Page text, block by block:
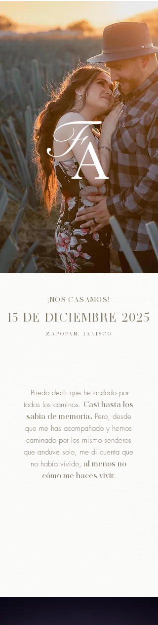
¡NOS CASAMOS!
15 DE DICIEMBRE 2025
ZAPOPAN, JALISCO
Puedo decir que he andado por
todos los caminos. Casi hasta los
sabia de memoria. Pero, desde
que me has acompañado y hemos
caminado por los mismo senderos
que anduve solo, me di cuenta que
no había vivido, al menos no
cómo me haces vivir.